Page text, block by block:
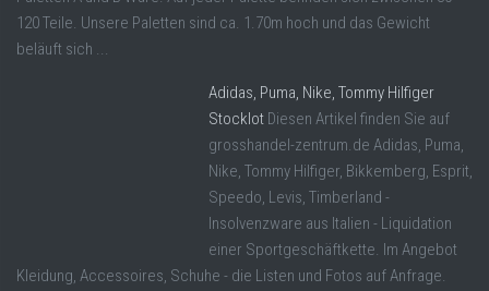
120 Teile. Unsere Paletten sind ca. 1.70m hoch und das Gewicht
beläuft sich ...
Adidas, Puma, Nike, Tommy Hilfiger
Stocklot Diesen Artikel finden Sie auf
grosshandel-zentrum.de Adidas, Puma,
Nike, Tommy Hilfiger, Bikkemberg, Esprit,
Speedo, Levis, Timberland -
Insolvenzware aus Italien - Liquidation
einer Sportgeschäftkette. Im Angebot
Kleidung, Accessoires, Schuhe - die Listen und Fotos auf Anfrage.